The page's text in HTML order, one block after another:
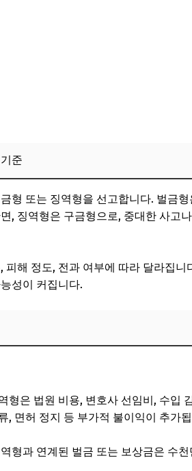
려해야 할 핵심 요소
징과 가입 시 체크포인트
특별약관 비교 분석
약관 조항 및 면책 사항
개정 내용
활용법과 추가 대안
준
형 또는 징역형을 선고합니다. 벌금
, 징역형은 구금형으로, 중대한 사고
해 정도, 전과 여부에 따라 달라집
성이 커집니다.
형은 법원 비용, 변호사 선임비, 수입
, 면허 정지 등 부가적 불이익이 추가
형과 연계된 벌금 또는 보상금은 수